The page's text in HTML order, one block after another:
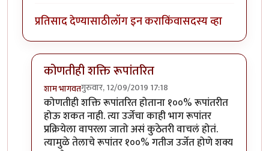
प्रतिसाद देण्यासाठीलॉग इन कराकिंवासदस्य व्हा
कोणतीही शक्ति रूपांतरित
शाम भागवतगुरुवार, 12/09/2019 17:18
In reply toसुधीर जी अजुन काही प्रस्न आहेतbyRajesh188
कोणतीही शक्ति रूपांतरित होताना १००% रूपांतरीत
होऊ शकत नाही. त्या उर्जेचा काही भाग रूपांतर
प्रक्रियेला वापरला जातो असं कुठेतरी वाचलं होतं.
त्यामुळे तेलाचे रूपांतर १००% गतीज उर्जेत होणे शक्य